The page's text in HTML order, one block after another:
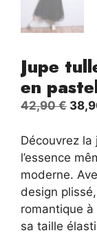
Jupe
en
42,90€ Le
était
Découvrez
l’essence
moderne.
design
romantique
sa taille